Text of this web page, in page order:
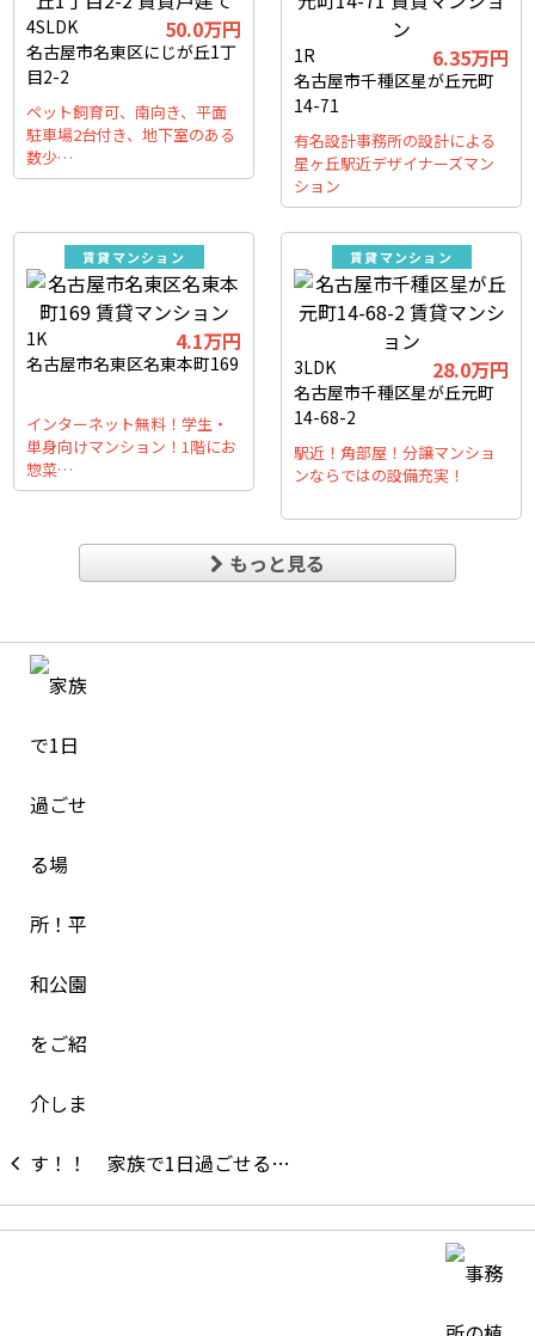
4SLDK 50.0万円
名古屋市名東区にじが丘1丁
目2-2
ペット飼育可、南向き、平面
駐車場2台付き、地下室のある
数少…
1R 6.35万円
名古屋市千種区星が丘元町
14-71
有名設計事務所の設計による
星ヶ丘駅近デザイナーズマン
ション
賃貸マンション
1K 4.1万円
名古屋市名東区名東本町169
インターネット無料！学生・
単身向けマンション！1階にお
惣菜…
賃貸マンション
3LDK 28.0万円
名古屋市千種区星が丘元町
14-68-2
駅近！角部屋！分譲マンショ
ンならではの設備充実！
もっと見る
家族で1日過ごせる…